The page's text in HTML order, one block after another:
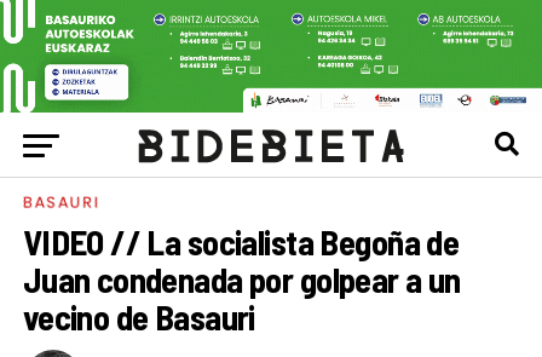
BASAURI
VIDEO // La socialista Begoña de
Juan condenada por golpear a un
vecino de Basauri